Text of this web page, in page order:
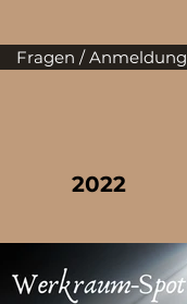
Fragen / Anmeldung
2022